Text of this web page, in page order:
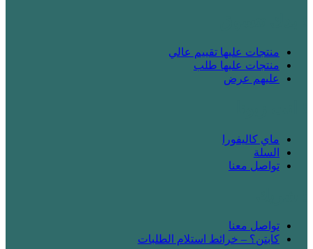
منتجات عليها تقييم عالي
منتجات عليها طلب
عليهم عرض
ماي كاليفورا
السلة
تواصل معنا
تواصل معنا
كابتن؟ – خرائط استلام الطلبات